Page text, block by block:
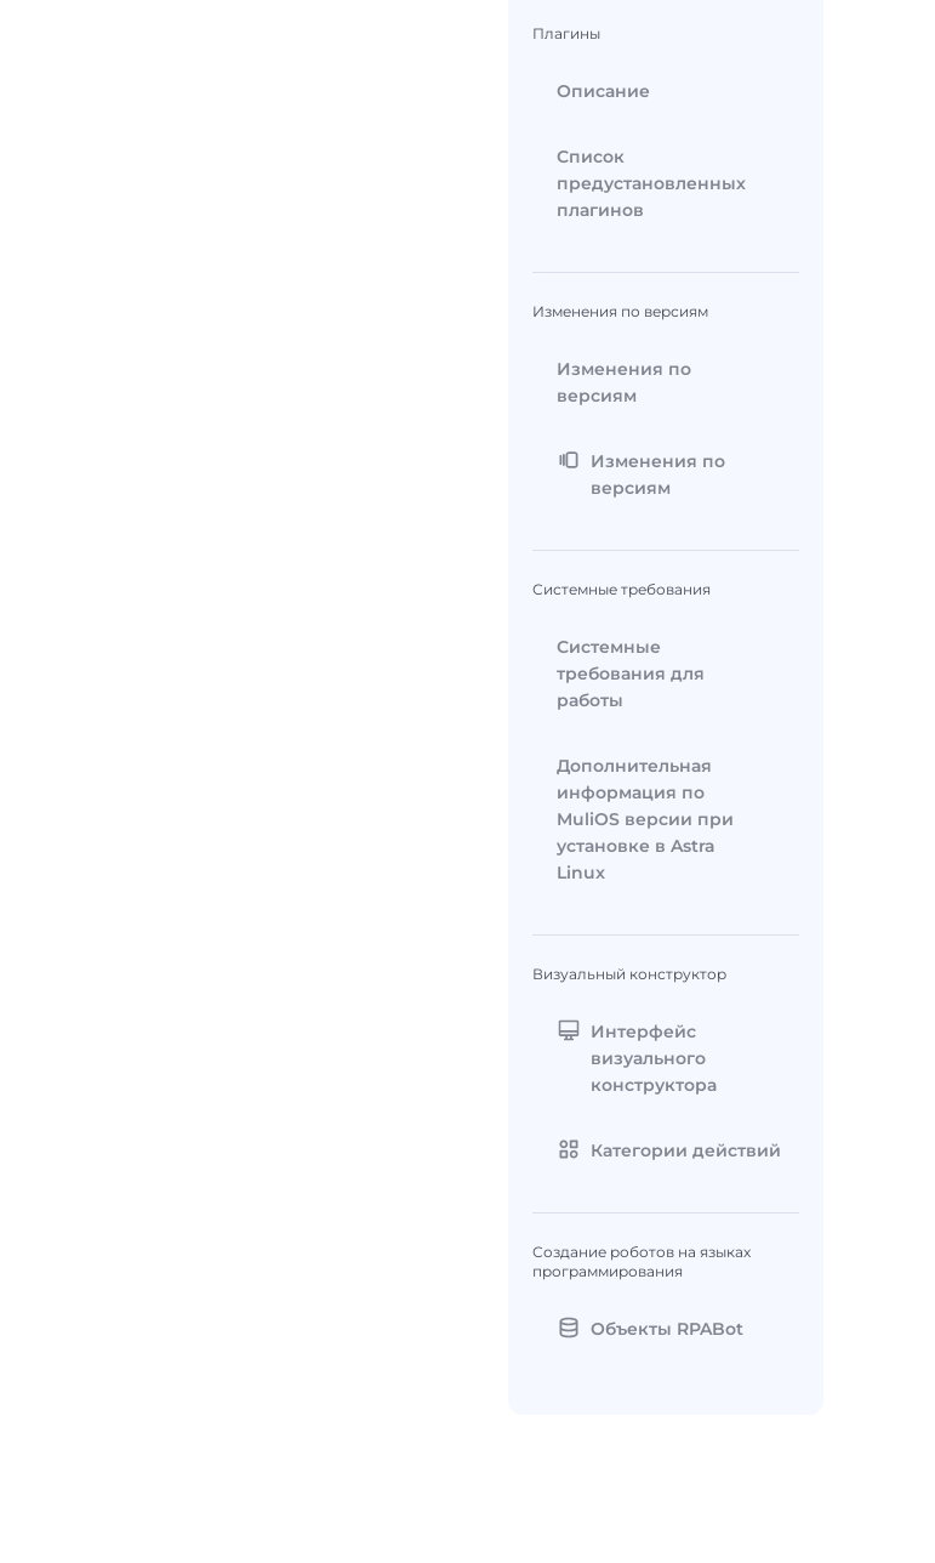
Плагины
Описание
Список
предустановленных
плагинов
Изменения по версиям
Изменения по
версиям
Изменения по
версиям
Системные требования
Системные
требования для
работы
Дополнительная
информация по
MuliOS версии при
установке в Astra
Linux
Визуальный конструктор
Интерфейс
визуального
конструктора
Категории действий
Создание роботов на языках
программирования
Объекты RPABot